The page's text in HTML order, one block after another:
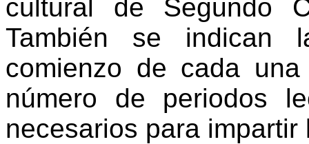
cultural de Segundo
También se indican
comienzo de cada
número de periodos
necesarios para